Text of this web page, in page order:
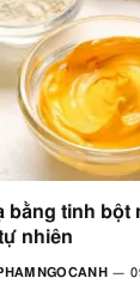
bằng tinh bột
nhiên